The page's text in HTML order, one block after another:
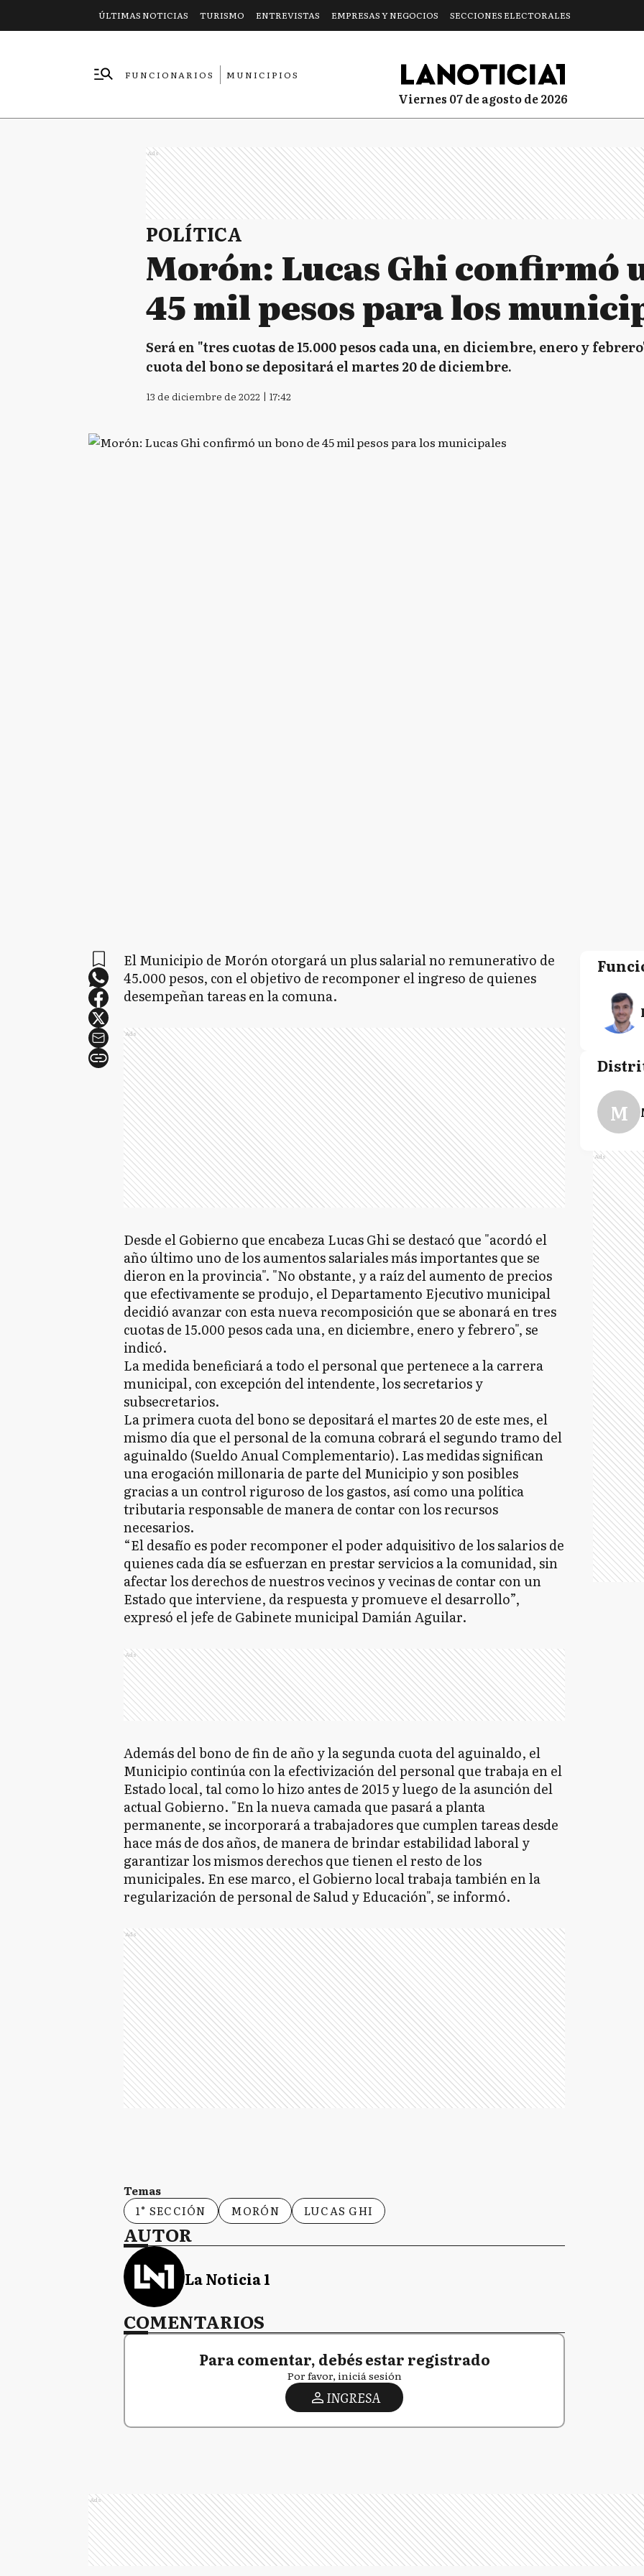
ÚLTIMAS NOTICIAS TURISMO ENTREVISTAS EMPRESAS Y NEGOCIOS SECCIONES ELECTORALES
FUNCIONARIOS
MUNICIPIOS
viernes 07 de agosto de 2026
Ads
POLÍTICA
Morón: Lucas Ghi confirmó
45 mil pesos para los
Será en "tres cuotas de 15.000 pesos cada una, en diciembre, enero y
cuota del bono se depositará el martes 20 de diciembre.
13 de diciembre de 2022 | 17:42
El Municipio de Morón otorgará un plus salarial no remunerativo de
45.000 pesos, con el objetivo de recomponer el ingreso de quienes
desempeñan tareas en la comuna.
Ads
Desde el Gobierno que encabeza Lucas Ghi se destacó que "acordó el
año último uno de los aumentos salariales más importantes que se
dieron en la provincia". "No obstante, y a raíz del aumento de precios
que efectivamente se produjo, el Departamento Ejecutivo municipal
decidió avanzar con esta nueva recomposición que se abonará en tres
cuotas de 15.000 pesos cada una, en diciembre, enero y febrero", se
indicó.
La medida beneficiará a todo el personal que pertenece a la carrera
municipal, con excepción del intendente, los secretarios y
subsecretarios.
La primera cuota del bono se depositará el martes 20 de este mes, el
mismo día que el personal de la comuna cobrará el segundo tramo del
aguinaldo (Sueldo Anual Complementario). Las medidas significan
una erogación millonaria de parte del Municipio y son posibles
gracias a un control riguroso de los gastos, así como una política
tributaria responsable de manera de contar con los recursos
necesarios.
“El desafío es poder recomponer el poder adquisitivo de los salarios de
quienes cada día se esfuerzan en prestar servicios a la comunidad, sin
afectar los derechos de nuestros vecinos y vecinas de contar con un
Estado que interviene, da respuesta y promueve el desarrollo”,
expresó el jefe de Gabinete municipal Damián Aguilar.
Ads
Además del bono de fin de año y la segunda cuota del aguinaldo, el
Municipio continúa con la efectivización del personal que trabaja en el
Estado local, tal como lo hizo antes de 2015 y luego de la asunción del
actual Gobierno. "En la nueva camada que pasará a planta
permanente, se incorporará a trabajadores que cumplen tareas desde
hace más de dos años, de manera de brindar estabilidad laboral y
garantizar los mismos derechos que tienen el resto de los
municipales. En ese marco, el Gobierno local trabaja también en la
regularización de personal de Salud y Educación", se informó.
Ads
Temas
1° SECCIÓN
MORÓN LUCAS GHI
AUTOR
La Noticia 1
COMENTARIOS
Para comentar, debés estar registrado
Por favor, iniciá sesión
INGRESA
M
Ads
Ads